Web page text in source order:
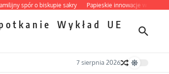
o biskupie sakry Papieskie innowacje w tradycyjnym
Wykład
UE
7 sierpnia 2026